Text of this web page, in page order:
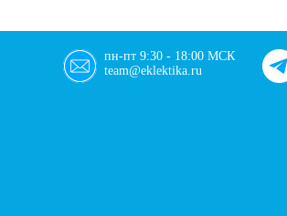
пн-пт 9:30 - 18:00 МСК
team@eklektika.ru